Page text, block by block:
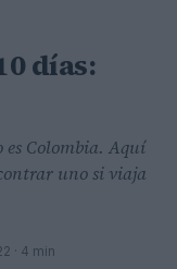
días:
es Colombia. Aquí
uno si viaja
· 4 min